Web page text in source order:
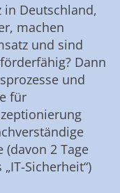
in Deutschland,
machen
und sind
Dann
und
für
2 Tage
Sicherheit“)